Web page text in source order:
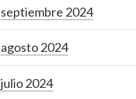
septiembre 2024
agosto 2024
julio 2024